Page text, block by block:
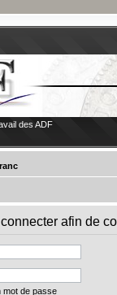
des ADF
afin de
mot de passe